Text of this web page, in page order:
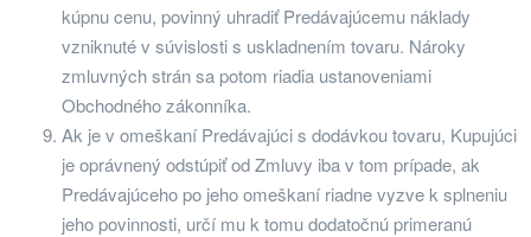
kúpnu cenu, povinný uhradiť Predávajúcemu náklady
vzniknuté v súvislosti s uskladnením tovaru. Nároky
zmluvných strán sa potom riadia ustanoveniami
Obchodného zákonníka.
Ak je v omeškaní Predávajúci s dodávkou tovaru, Kupujúci
je oprávnený odstúpiť od Zmluvy iba v tom prípade, ak
Predávajúceho po jeho omeškaní riadne vyzve k splneniu
jeho povinnosti, určí mu k tomu dodatočnú primeranú